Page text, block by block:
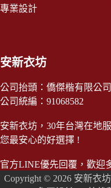
專業設計
安新衣坊
公司抬頭：僑傑楷有限公司
公司統編：91068582
安新衣坊，30年台灣在地
您最安心的好選擇 !
官方LINE優先回覆，歡迎
Copyright © 2026 安新衣